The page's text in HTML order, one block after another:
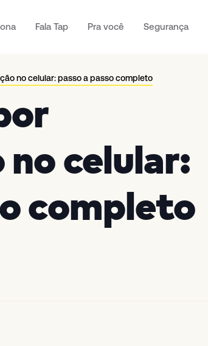
Fala Tap Pra você Segurança
no celular: passo a passo completo
celular:
completo